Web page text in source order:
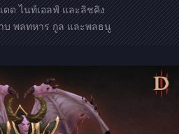
ดด ไนท์เอลฟ์ และลิชคิง
บ พลทหาร กูล และพลธนู